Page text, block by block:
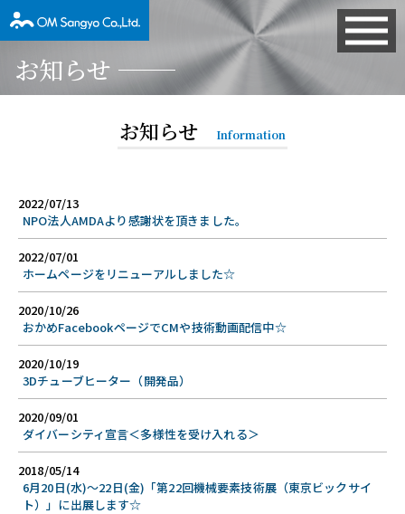
お知らせ
お知らせ Information
2022/07/13
NPO法人AMDAより感謝状を頂きました。
2022/07/01
ホームページをリニューアルしました☆
2020/10/26
おかめFacebookページでCMや技術動画配信中☆
2020/10/19
3Dチューブヒーター（開発品）
2020/09/01
ダイバーシティ宣言＜多様性を受け入れる＞
2018/05/14
6月20日(水)～22日(金)「第22回機械要素技術展（東京ビックサイ
ト）」に出展します☆